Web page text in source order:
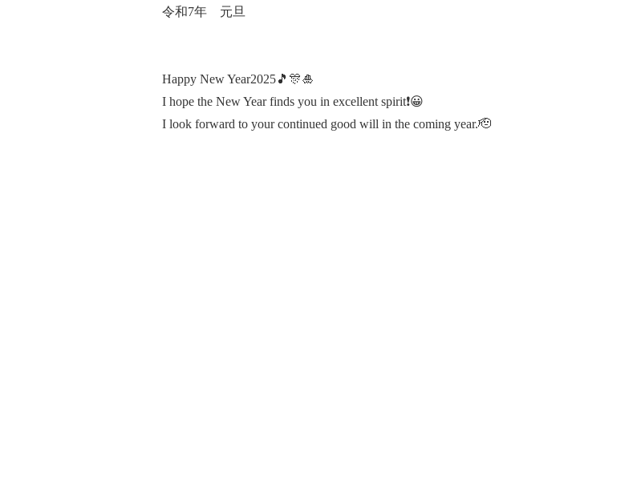
令和7年 元旦
Happy New Year2025🎵🎊🎍
I hope the New Year finds you in excellent spirit❗😀
I look forward to your continued good will in the coming year.🫡